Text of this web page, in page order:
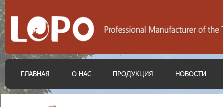
ГЛАВНАЯ О НАС ПРОДУКЦИЯ НОВОСТИ